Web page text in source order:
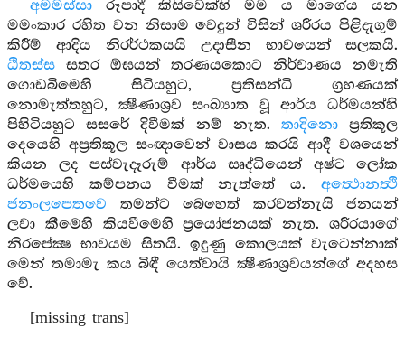
අමමස්සාරූපාදී කිසිවෙක්හි මම ය මාගේය යන
මමංකාර රහිත වන නිසාම වෙදුන් විසින් ශරීරය පිළිදැගුම්
කිරීම් ආදිය නිරර්ථකයයි උදාසීන භාවයෙන් සලකයි.
ඨිතස්ස සතර ඕඝයන් තරණයකොට නිර්වාණය නමැති
ගොඩබිමෙහි සිටියහුට, ප්‍රතිසන්ධි ග්‍රහණයක්
නොමැත්තහුට, ක්‍ෂීණාශ්‍රව සංඛ්‍යාත වූ ආර්ය ධර්මයන්හි
පිහිටියහුට සසරේ දිවීමක් නම් නැත. තාදිනොප්‍රතිකූල
දෙයෙහි අප්‍රතිකූල සංඥාවෙන් වාසය කරයි ආදී වශයෙන්
කියන ලද පස්වැදෑරුම් ආර්ය සෘද්ධියෙන් අෂ්ට ලෝක
ධර්මයෙහි කම්පනය වීමක් නැත්තේ ය. අත්‍ථොනත්‍ථි
ජනංලපෙතවෙ තමන්ට බෙහෙත් කරවන්නැයි ජනයන්
ලවා කීමෙහි කියවීමෙහි ප්‍රයෝජනයක් නැත. ශරීරයාගේ
නිරපේක්‍ෂ භාවයම සිතයි. ඉදුණු කොලයක් වැටෙන්නාක්
මෙන් තමාමැ කය බිඳී යෙත්වායි ක්‍ෂීණාශ්‍රවයන්ගේ අදහස
වේ.
[missing trans]